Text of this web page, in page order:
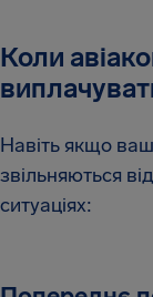
Коли
Навіть якщо ваш
звільняються
ситуаціях: